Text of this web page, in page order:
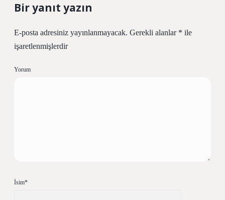
Bir yanıt yazın
E-posta adresiniz yayınlanmayacak. Gerekli alanlar * ile
işaretlenmişlerdir
Yorum
İsim*